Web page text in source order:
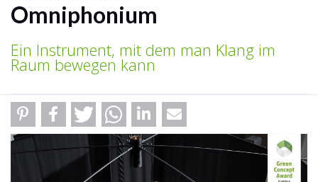
Omniphonium
Ein Instrument, mit dem man Klang im
Raum bewegen kann